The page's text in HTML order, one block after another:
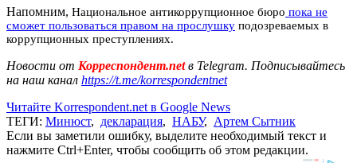
Напомним, Национальное антикоррупционное бюро пока не
сможет пользоваться правом на прослушку подозреваемых в
коррупционных преступлениях.
Новости от Корреспондент.netв Telegram. Подписывайтесь
на наш канал https://t.me/korrespondentnet
Читайте Korrespondent.net в Google News
ТЕГИ: Минюст, декларация, НАБУ, Артем Сытник
Если вы заметили ошибку, выделите необходимый текст и
нажмите Ctrl+Enter, чтобы сообщить об этом редакции.